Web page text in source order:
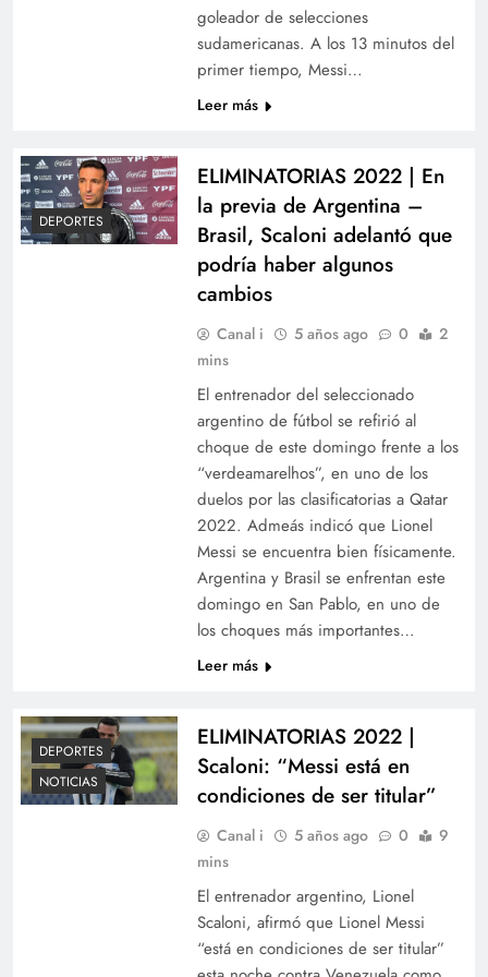
goleador de selecciones
sudamericanas. A los 13 minutos del
primer tiempo, Messi…
Leer más
DEPORTES
ELIMINATORIAS 2022 | En
la previa de Argentina –
Brasil, Scaloni adelantó que
podría haber algunos
cambios
Canal i 5 años ago 0
2
mins
El entrenador del seleccionado
argentino de fútbol se refirió al
choque de este domingo frente a los
“verdeamarelhos”, en uno de los
duelos por las clasificatorias a Qatar
2022. Admeás indicó que Lionel
Messi se encuentra bien físicamente.
Argentina y Brasil se enfrentan este
domingo en San Pablo, en uno de
los choques más importantes…
Leer más
DEPORTES
NOTICIAS
ELIMINATORIAS 2022 |
Scaloni: “Messi está en
condiciones de ser titular”
Canal i 5 años ago 0
9
mins
El entrenador argentino, Lionel
Scaloni, afirmó que Lionel Messi
“está en condiciones de ser titular”